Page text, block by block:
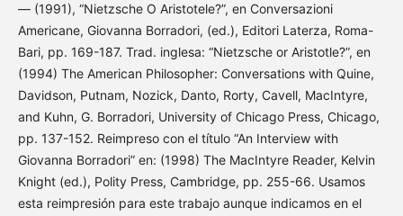
— (1991), “Nietzsche O Aristotele?”, en Conversazioni
Americane, Giovanna Borradori, (ed.), Editori Laterza, Roma-
Bari, pp. 169-187. Trad. inglesa: “Nietzsche or Aristotle?”, en
(1994) The American Philosopher: Conversations with Quine,
Davidson, Putnam, Nozick, Danto, Rorty, Cavell, MacIntyre,
and Kuhn, G. Borradori, University of Chicago Press, Chicago,
pp. 137-152. Reimpreso con el título “An Interview with
Giovanna Borradori” en: (1998) The MacIntyre Reader, Kelvin
Knight (ed.), Polity Press, Cambridge, pp. 255-66. Usamos
esta reimpresión para este trabajo aunque indicamos en el